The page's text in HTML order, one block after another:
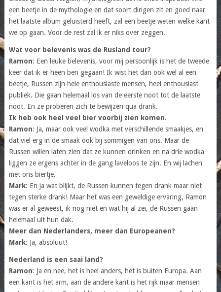
een beetje in de mythologie en dat soort dingen zit en goed naar
het laatste album geluisterd heeft, zal een beetje weten welke kant
we op gaan. Voor de rest zal ik er niks over zeggen.
Wat voor belevenis was de Rusland tour?
Ramon: Een leuke belevenis, voor mij persoonlijk is het de tweede
keer dat ik er heen ben gegaan! Ik wist het dan ook wel al een
beetje, Russen zijn hele enthousiaste mensen, heel enthousiast
publiek. Die gaan helemaal los van de eerste noot tot de laatste
noot. En ze proberen zich te bewijzen qua drank.
Ik heb ook heel veel bier voorbij zien komen.
Ramon: Ja, maar ook veel wodka met verschillende smaakjes, en
dat viel erg in de smaak ook bij sommigen van ons. Maar de
Russen willen laten zien dat ze kunnen drinken en na drie wodka
liggen ze ergens achter in de gang laveloos te zijn. En wij lachen
met ons biertje.
Mark: En ja wat blijkt, de Russen kunnen tegen drank maar niet
tegen sterke drank! Maar het was een geweldige ervaring, Ramon
was er al geweest, ik nog niet en wat hij al zei, de Russen gaan
helemaal uit hun dak.
Meer dan Nederlanders, meer dan Europeanen?
Mark: Ja, absoluut!
Nederland is een saai land?
Ramon: Ja en nee, het is heel anders, het is buiten Europa. Aan
een kant is het arm, aan de andere kant is het rijk maar mensen